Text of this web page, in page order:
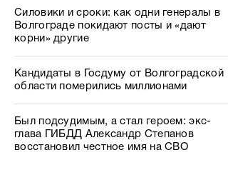
Силовики и сроки: как одни генералы в
Волгограде покидают посты и «дают
корни» другие
Кандидаты в Госдуму от Волгоградской
области померились миллионами
Был подсудимым, а стал героем: экс-
глава ГИБДД Александр Степанов
восстановил честное имя на СВО